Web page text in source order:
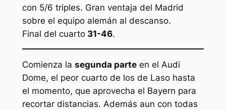
con 5/6 triples. Gran ventaja del Madrid
sobre el equipo alemán al descanso.
Final del cuarto31-46.
Comienza la segunda parteen el Audi
Dome, el peor cuarto de los de Laso hasta
el momento, que aprovecha el Bayern para
recortar distancias. Además aun con todas